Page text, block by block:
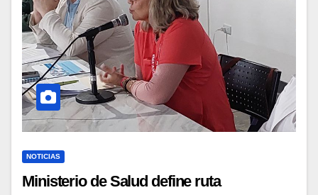
NOTICIAS
Ministerio de Salud define ruta